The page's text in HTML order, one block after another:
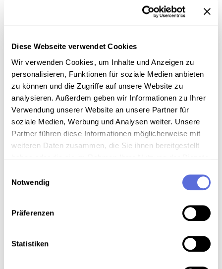
Diese Webseite verwendet Cookies
Wir verwenden Cookies, um Inhalte und Anzeigen zu
personalisieren, Funktionen für soziale Medien anbieten
zu können und die Zugriffe auf unsere Website zu
analysieren. Außerdem geben wir Informationen zu Ihrer
Verwendung unserer Website an unsere Partner für
soziale Medien, Werbung und Analysen weiter. Unsere
Partner führen diese Informationen möglicherweise mit
weiteren Daten zusammen, die Sie ihnen bereitgestellt
Notwendig
Präferenzen
Statistiken
Österreichische Mediathek, 6-
Media type Mp3-Audiodatei
Information
Metadaten